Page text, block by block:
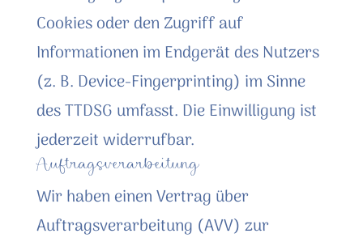
Cookies oder den Zugriff auf
Informationen im Endgerät des Nutzers
(z. B. Device-Fingerprinting) im Sinne
des TTDSG umfasst. Die Einwilligung ist
jederzeit widerrufbar.
Auftragsverarbeitung
Wir haben einen Vertrag über
Auftragsverarbeitung (AVV) zur